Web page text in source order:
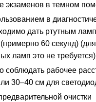
экзаменов в темном
в
дать ртутным
(примерно 60 секунд) (для
ламп это не
соблюдать рабочее
30–40 см для
очистки